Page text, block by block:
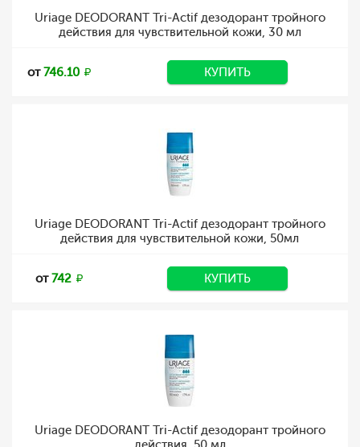
Uriage DEODORANT Tri-Actif дезодорант тройного
действия для чувствительной кожи, 30 мл
от746.10 КУПИТЬ
Uriage DEODORANT Tri-Actif дезодорант тройного
действия для чувствительной кожи, 50мл
от742 КУПИТЬ
Uriage DEODORANT Tri-Actif дезодорант тройного